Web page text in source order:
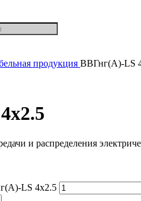
продукция ВВГнг(А)-LS
и распределения
LS 4х2.5